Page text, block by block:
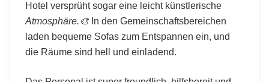
Hotel versprüht sogar eine leicht künstlerische
Atmosphäre.🎨In den Gemeinschaftsbereichen
laden bequeme Sofas zum Entspannen ein, und
die Räume sind hell und einladend.